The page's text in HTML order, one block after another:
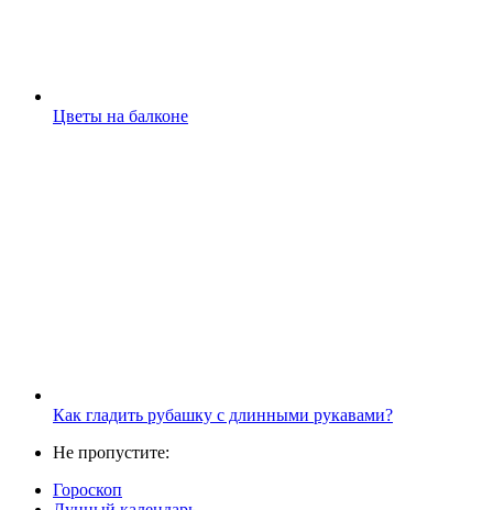
Цветы на балконе
Как гладить рубашку с длинными рукавами?
Не пропустите:
Гороскоп